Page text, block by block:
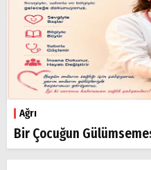
Ağrı
Bir Çocuğun